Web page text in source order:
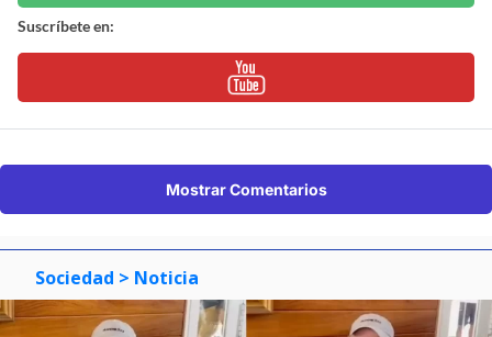
Suscríbete en:
Mostrar Comentarios
Sociedad > Noticia